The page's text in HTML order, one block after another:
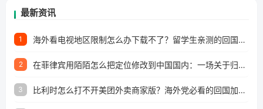
最新资讯
1 海外看电视地区限制怎么办下载不了？留学生亲测的回国加速方案（附2026世界杯观赛技巧）
2 在菲律宾用陌陌怎么把定位修改到中国国内：一场关于归属感与连接的探索
3 比利时怎么打不开美团外卖商家版？海外党必看的回国加速全攻略